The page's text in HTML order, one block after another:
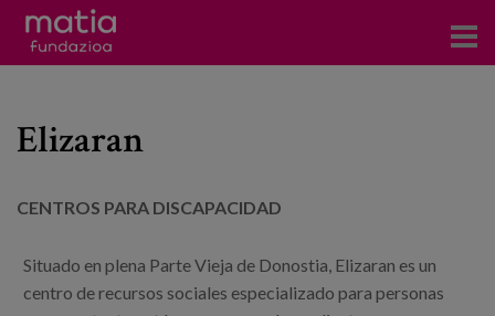
Servicios
Noticias
Elizaran
CENTROS PARA DISCAPACIDAD
Situado en plena Parte Vieja de Donostia, Elizaran es un
centro de recursos sociales especializado para personas